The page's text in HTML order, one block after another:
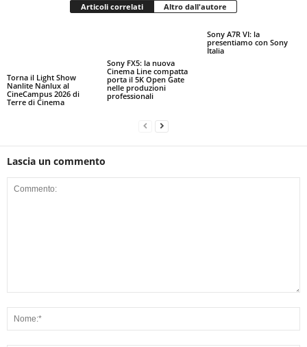
Articoli correlati Altro dall'autore
Torna il Light Show
Nanlite Nanlux al
CineCampus 2026 di
Terre di Cinema
Sony FX5: la nuova
Cinema Line compatta
porta il 5K Open Gate
nelle produzioni
professionali
Sony A7R VI: la
presentiamo con Sony
Italia
Lascia un commento